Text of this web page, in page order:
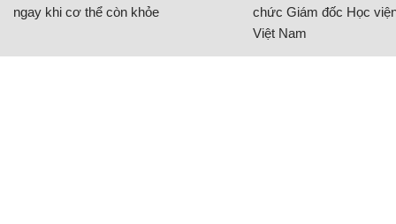
ngay khi cơ thể còn khỏe
chức Giám đốc Học
Việt Nam